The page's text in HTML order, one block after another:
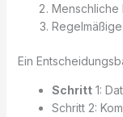
Menschliche
Ein
Schritt1:
Schritt 2: